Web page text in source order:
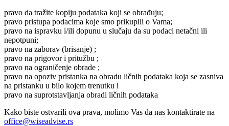
pravo da tražite kopiju podataka koji se obrađuju;
pravo pristupa podacima koje smo prikupili o Vama;
pravo na ispravku i/ili dopunu u slučaju da su podaci netačni ili
nepotpuni;
pravo na zaborav (brisanje) ;
pravo na prigovor i pritužbu ;
pravo na ograničenje obrade ;
pravo na opoziv pristanka na obradu ličnih podataka koja se zasniva
na pristanku u bilo kojem trenutku i
pravo na suprotstavljanja obradi ličnih podataka
Kako biste ostvarili ova prava, molimo Vas da nas kontaktirate na
office@wiseadvise.rs